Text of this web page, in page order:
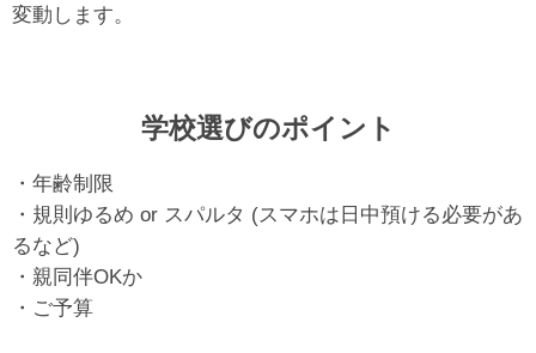
変動します。
学校選びのポイント
・年齢制限
・規則ゆるめ or スパルタ (スマホは日中預ける必要があ
るなど)
・親同伴OKか
・ご予算